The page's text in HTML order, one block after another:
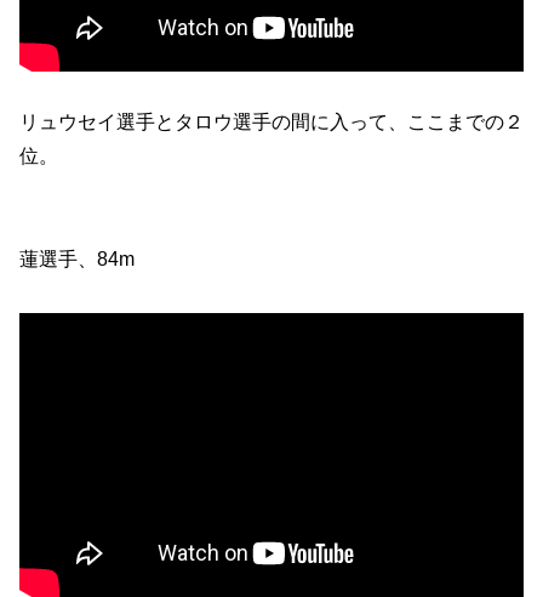
リュウセイ選手とタロウ選手の間に入って、ここまでの２
位。
蓮選手、84m